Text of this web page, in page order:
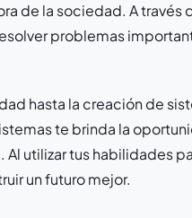
de la sociedad. A través
problemas
hasta la creación de
te brinda la
utilizar tus habilidades
un futuro mejor.